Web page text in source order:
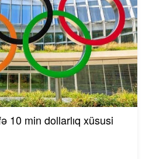
10 min dollarlıq xüsusi